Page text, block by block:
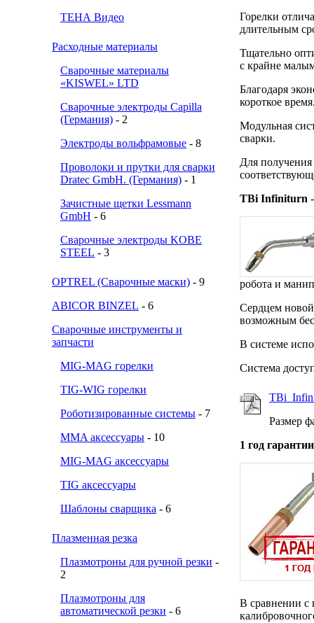
ТЕНА Видео
Расходные материалы
Сварочные материалы
«KISWEL» LTD
Сварочные электроды Capilla
(Германия) - 2
Электроды вольфрамовые - 8
Проволоки и прутки для сварки
Dratec GmbH. (Германия) - 1
Зачистные щетки Lessmann
GmbH - 6
Сварочные электроды KOBE
STEEL - 3
OPTREL (Сварочные маски) - 9
ABICOR BINZEL - 6
Сварочные инструменты и
запчасти
MIG-MAG горелки
TIG-WIG горелки
Роботизированные системы - 7
MMA аксессуары - 10
MIG-MAG аксессуары
TIG аксессуары
Шаблоны сварщика - 6
Плазменная резка
Плазмотроны для ручной резки -
2
Плазмотроны для
автоматической резки - 6
Горелки
длительным
Тщательно
с крайне
Благодаря
короткое
Модульная
сварки.
Для
TBiInfiniturn
робота и
Сердцем
возможным
В системе
Система
Размер
1 год
В сравнении с